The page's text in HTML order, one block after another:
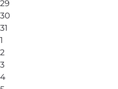
29
30
31
1
2
3
4